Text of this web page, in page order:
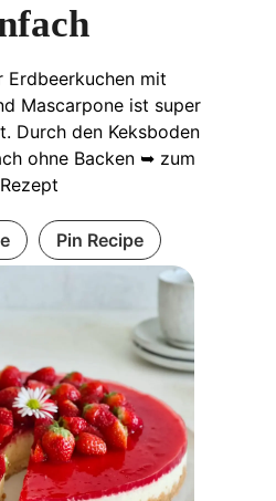
Erdbeerkuchen mit
Mascarpone ist super
Durch den Keksboden
ohne Backen ➥ zum
Rezept
Pin Recipe